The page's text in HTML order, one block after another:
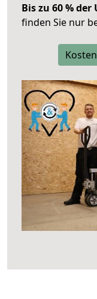
Bis zu 60 %
finden Sie nur